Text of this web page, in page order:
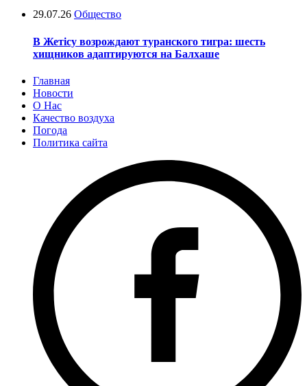
29.07.26 Общество
В Жетісу возрождают туранского тигра: шесть
хищников адаптируются на Балхаше
Главная
Новости
О Нас
Качество воздуха
Погода
Политика сайта